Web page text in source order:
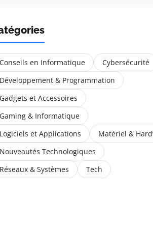
en Informatique
Cybersécurité
& Programmation
et Accessoires
& Informatique
et Applications
Matériel &
Technologiques
& Systèmes
Tech